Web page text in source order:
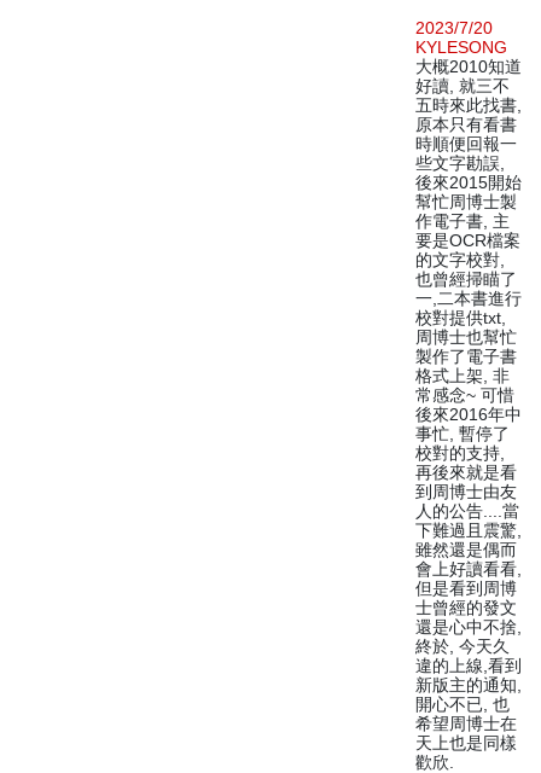
2023/7/20
KYLESONG
大概2010知道
好讀, 就三不
五時來此找書,
原本只有看書
時順便回報一
些文字勘誤,
後來2015開始
幫忙周博士製
作電子書, 主
要是OCR檔案
的文字校對,
也曾經掃瞄了
一,二本書進行
校對提供txt,
周博士也幫忙
製作了電子書
格式上架, 非
常感念~ 可惜
後來2016年中
事忙, 暫停了
校對的支持,
再後來就是看
到周博士由友
人的公告....當
下難過且震驚,
雖然還是偶而
會上好讀看看,
但是看到周博
士曾經的發文
還是心中不捨,
終於, 今天久
違的上線,看到
新版主的通知,
開心不已, 也
希望周博士在
天上也是同樣
歡欣.